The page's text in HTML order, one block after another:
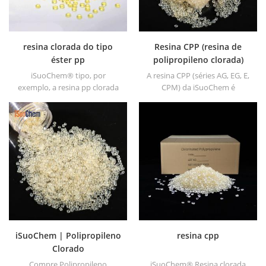
resina clorada do tipo
éster pp
iSuoChem® tipo, por
exemplo, a resina pp clorada
de adesão de polipropileno
clorado solúvel em éster ou
cetona para substratos de
poliolefina. tem excelente
adesão a pp, pe, epdm &; ; tpo
materiais.
Resina CPP (resina de
polipropileno clorada)
A resina CPP (séries AG, EG, E,
CPM) da iSuoChem é
iSuoChem | Polipropileno
Clorado
resina cpp